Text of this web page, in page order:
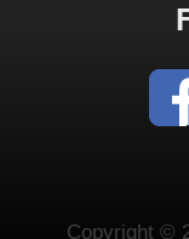
Copyright ©